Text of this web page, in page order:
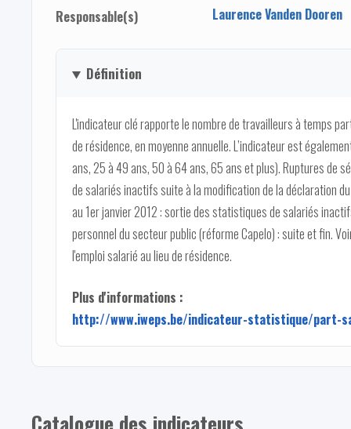
Responsable(s)
Laurence Vanden Dooren
Définition
L'indicateur clé rapporte le nombre de travailleurs à temps
de résidence, en moyenne annuelle. L’indicateur est
ans, 25 à 49 ans, 50 à 64 ans, 65 ans et plus). Ruptures de
de salariés inactifs suite à la modification de la déclaration
au 1er janvier 2012 : sortie des statistiques de salariés
personnel du secteur public (réforme Capelo) : suite et fin.
l'emploi salarié au lieu de résidence.
Plus d'informations :
http://www.iweps.be/indicateur-statistique/part-
Catalogue des indicateurs